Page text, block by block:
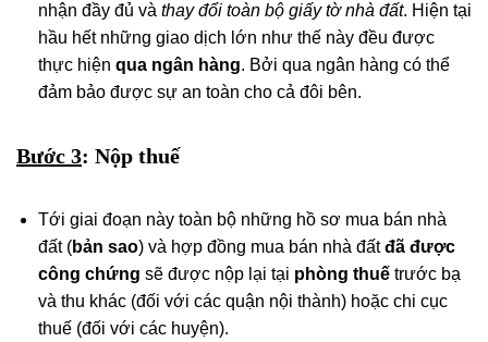
nhận đầy đủ và thay đổi toàn bộ giấy tờ nhà đất. Hiện tại
hầu hết những giao dịch lớn như thế này đều được
thực hiện qua ngân hàng. Bởi qua ngân hàng có thể
đảm bảo được sự an toàn cho cả đôi bên.
Bước 3: Nộp thuế
Tới giai đoạn này toàn bộ những hồ sơ mua bán nhà
đất (bản sao) và hợp đồng mua bán nhà đấtđã được
công chứng sẽ được nộp lại tại phòng thuế trước bạ
và thu khác (đối với các quận nội thành) hoặc chi cục
thuế (đối với các huyện).